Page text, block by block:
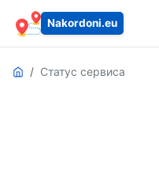
Nakordoni.eu
Статус сервиса